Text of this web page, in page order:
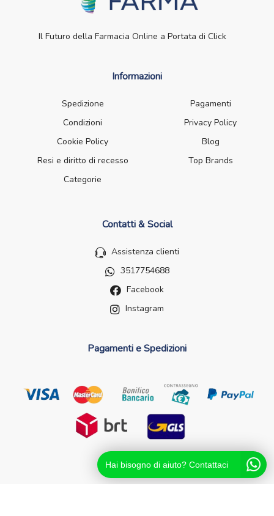
Il Futuro della Farmacia Online a Portata di Click
Informazioni
Spedizione
Pagamenti
Condizioni
Privacy Policy
Cookie Policy
Blog
Resi e diritto di recesso
Top Brands
Categorie
Contatti & Social
Assistenza clienti
3517754688
Facebook
Instagram
Pagamenti e Spedizioni
Hai bisogno di aiuto? Contattaci